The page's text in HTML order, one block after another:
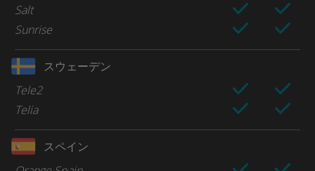
Salt
Sunrise
スウェーデン
Tele2
Telia
スペイン